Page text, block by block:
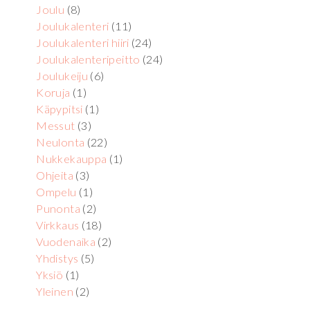
Joulu (8)
Joulukalenteri (11)
Joulukalenteri hiiri (24)
Joulukalenteripeitto (24)
Joulukeiju (6)
Koruja (1)
Käpypitsi (1)
Messut (3)
Neulonta (22)
Nukkekauppa (1)
Ohjeita (3)
Ompelu (1)
Punonta (2)
Virkkaus (18)
Vuodenaika (2)
Yhdistys (5)
Yksiö (1)
Yleinen (2)